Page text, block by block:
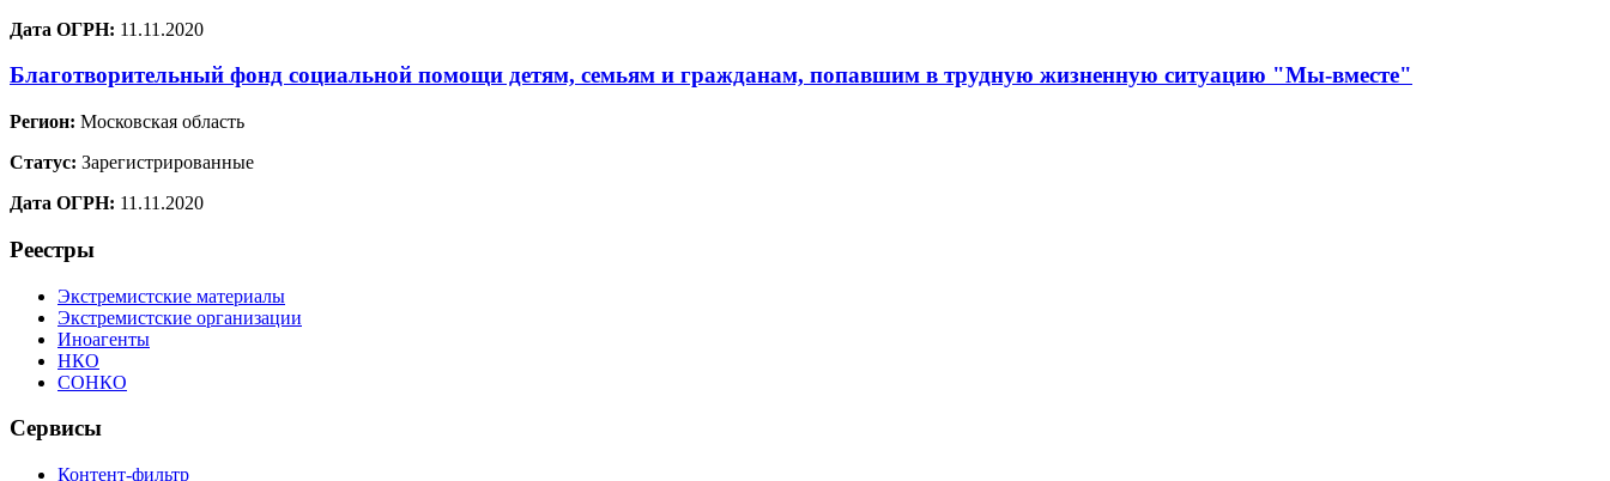
Дата ОГРН: 11.11.2020
Благотворительный фонд социальной помощи детям, семьям и гражданам, попавшим в трудную жизненную ситуацию "Мы-вместе"
Регион: Московская область
Статус: Зарегистрированные
Дата ОГРН: 11.11.2020
Реестры
Экстремистские материалы
Экстремистские организации
Иноагенты
НКО
СОНКО
Сервисы
Контент-фильтр